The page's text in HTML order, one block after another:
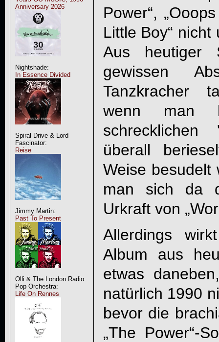
Anniversary 2026
Nightshade:
In Essence Divided
Spiral Drive & Lord
Fascinator:
Reise
Jimmy Martin:
Past To Present
Olli & The London Radio
Pop Orchestra:
Life On Rennes
Power“,
Little Boy“
Aus heutiger
gewissen
Tanzkracher
wenn man
überall
Weise besudelt
man sich da
Urkraft von
Allerdings
Album aus
etwas
natürlich 1990
bevor die
„The Power“-